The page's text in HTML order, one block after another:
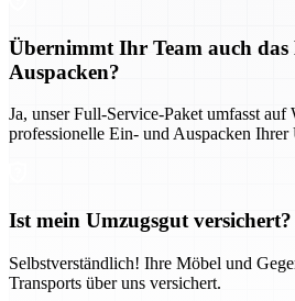
Übernimmt Ihr Team auch
Auspacken?
Ja, unser Full-Service-Paket umfasst auf
professionelle Ein- und Auspacken Ihrer
Ist mein Umzugsgut versichert?
Selbstverständlich! Ihre Möbel und
Transports über uns versichert.